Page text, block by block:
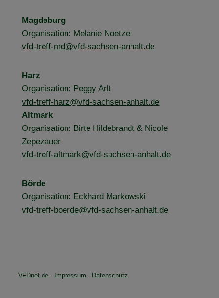
Magdeburg
Organisation: Melanie Noetzel
vfd-treff-md@vfd-sachsen-anhalt.de
Harz
Organisation: Peggy Arlt
vfd-treff-harz@vfd-sachsen-anhalt.de
Altmark
Organisation: Birte Hildebrandt & Nicole
Zepezauer
vfd-treff-altmark@vfd-sachsen-anhalt.de
Börde
Organisation: Eckhard Markowski
vfd-treff-boerde@vfd-sachsen-anhalt.de
VFDnet.de - Impressum - Datenschutz